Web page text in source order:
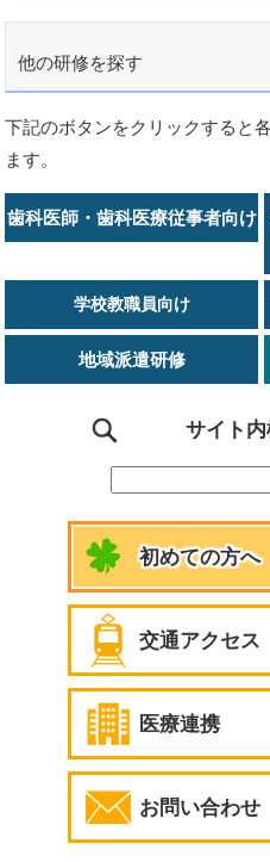
他の研修を探す
下記のボタンをクリックすると
ます。
歯科医師・歯科医療従事者向け
学校教職員向け
地域派遣研修
サイト
初めての方へ
交通アクセス
医療連携
お問い合わせ